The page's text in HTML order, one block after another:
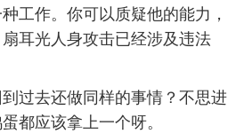
工作。你可以质疑他的能力，
耳光人身攻击已经涉及违法
过去还做同样的事情？不思进
都应该拿上一个呀。